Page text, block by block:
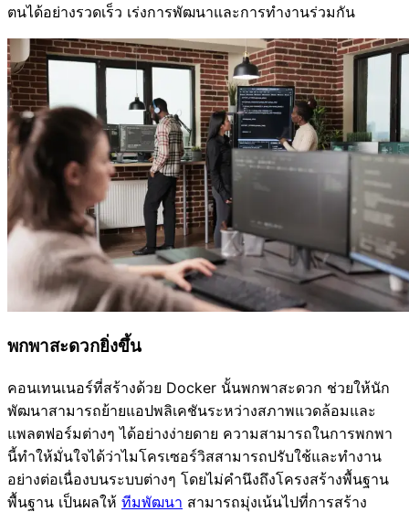
ตนได้อย่างรวดเร็ว เร่งการพัฒนาและการทำงานร่วมกัน
พกพาสะดวกยิ่งขึ้น
คอนเทนเนอร์ที่สร้างด้วย Docker นั้นพกพาสะดวก ช่วยให้นัก
พัฒนาสามารถย้ายแอปพลิเคชันระหว่างสภาพแวดล้อมและ
แพลตฟอร์มต่างๆ ได้อย่างง่ายดาย ความสามารถในการพกพา
นี้ทำให้มั่นใจได้ว่าไมโครเซอร์วิสสามารถปรับใช้และทำงาน
อย่างต่อเนื่องบนระบบต่างๆ โดยไม่คำนึงถึงโครงสร้างพื้นฐาน
พื้นฐาน เป็นผลให้ ทีมพัฒนา สามารถมุ่งเน้นไปที่การสร้าง